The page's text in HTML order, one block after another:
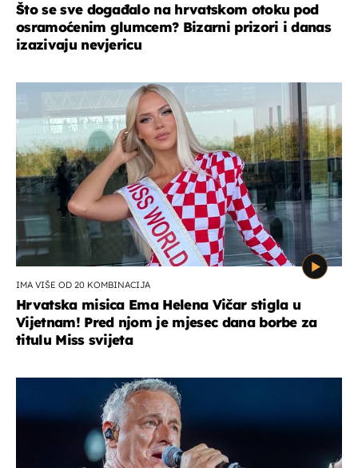
Što se sve događalo na hrvatskom otoku pod
osramoćenim glumcem? Bizarni prizori i danas
izazivaju nevjericu
IMA VIŠE OD 20 KOMBINACIJA
Hrvatska misica Ema Helena Vičar stigla u
Vijetnam! Pred njom je mjesec dana borbe za
titulu Miss svijeta